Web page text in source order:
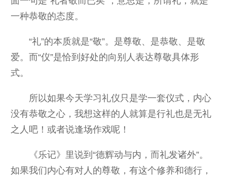
一种恭敬的态度。
“礼”的本质就是“敬”。是尊敬、是恭敬、是敬
爱。而“仪”是恰到好处的向别人表达尊敬具体形
式。
所以如果今天学习礼仪只是学一套仪式，内心
没有恭敬之心，我想这样的人就算是行礼也是无礼
之人吧！或者说逢场作戏呢！
《乐记》里说到“德辉动与内，而礼发诸外”。
如果我们内心有对人的尊敬，有这个修养和德行，